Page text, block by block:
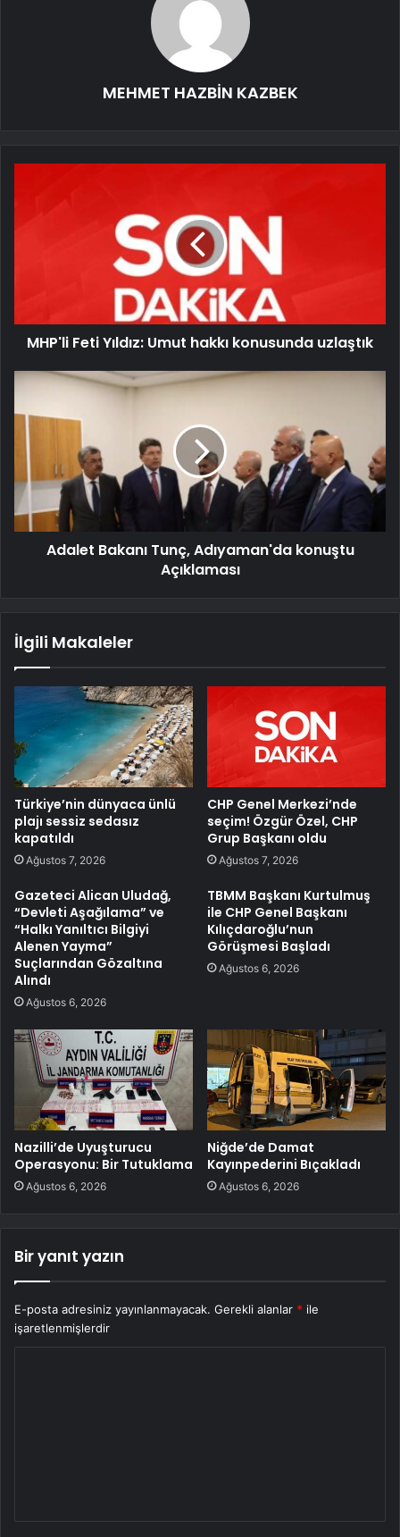
MEHMET HAZBİN KAZBEK
MHP'li Feti Yıldız: Umut hakkı konusunda uzlaştık
Adalet Bakanı Tunç, Adıyaman'da konuştu
Açıklaması
İlgili Makaleler
Türkiye’nin dünyaca ünlü
plajı sessiz sedasız
kapatıldı
Ağustos 7, 2026
CHP Genel Merkezi’nde
seçim! Özgür Özel, CHP
Grup Başkanı oldu
Ağustos 7, 2026
Gazeteci Alican Uludağ,
“Devleti Aşağılama” ve
“Halkı Yanıltıcı Bilgiyi
Alenen Yayma”
Suçlarından Gözaltına
Alındı
Ağustos 6, 2026
TBMM Başkanı Kurtulmuş
ile CHP Genel Başkanı
Kılıçdaroğlu’nun
Görüşmesi Başladı
Ağustos 6, 2026
Nazilli’de Uyuşturucu
Operasyonu: Bir Tutuklama
Ağustos 6, 2026
Niğde’de Damat
Kayınpederini Bıçakladı
Ağustos 6, 2026
Bir yanıt yazın
E-posta adresiniz yayınlanmayacak. Gerekli alanlar * ile
işaretlenmişlerdir